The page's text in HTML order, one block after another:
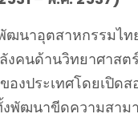
นาอุตสาหกรรมไท
งคนด้านวิทยาศาส
องประเทศโดยเปิ
พัฒนาขีดความสาม